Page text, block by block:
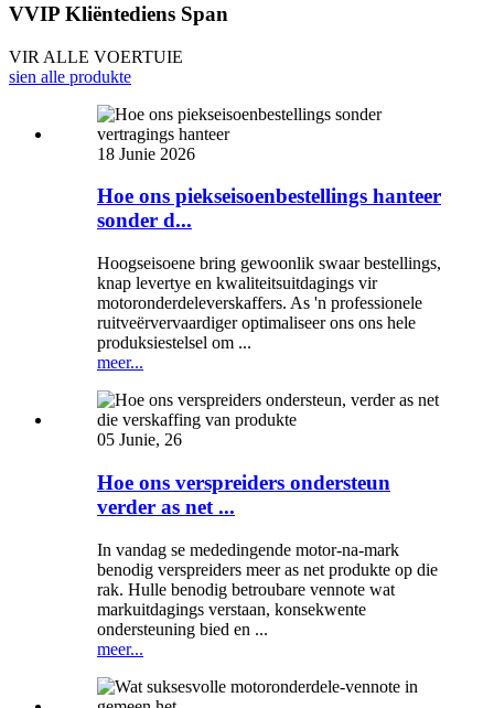
VVIP Kliëntediens Span
VIR ALLE VOERTUIE
sien alle produkte
18 Junie 2026
Hoe ons piekseisoenbestellings hanteer
sonder d...
Hoogseisoene bring gewoonlik swaar bestellings,
knap levertye en kwaliteitsuitdagings vir
motoronderdeleverskaffers. As 'n professionele
ruitveërvervaardiger optimaliseer ons ons hele
produksiestelsel om ...
meer...
05 Junie, 26
Hoe ons verspreiders ondersteun
verder as net ...
In vandag se mededingende motor-na-mark
benodig verspreiders meer as net produkte op die
rak. Hulle benodig betroubare vennote wat
markuitdagings verstaan, konsekwente
ondersteuning bied en ...
meer...